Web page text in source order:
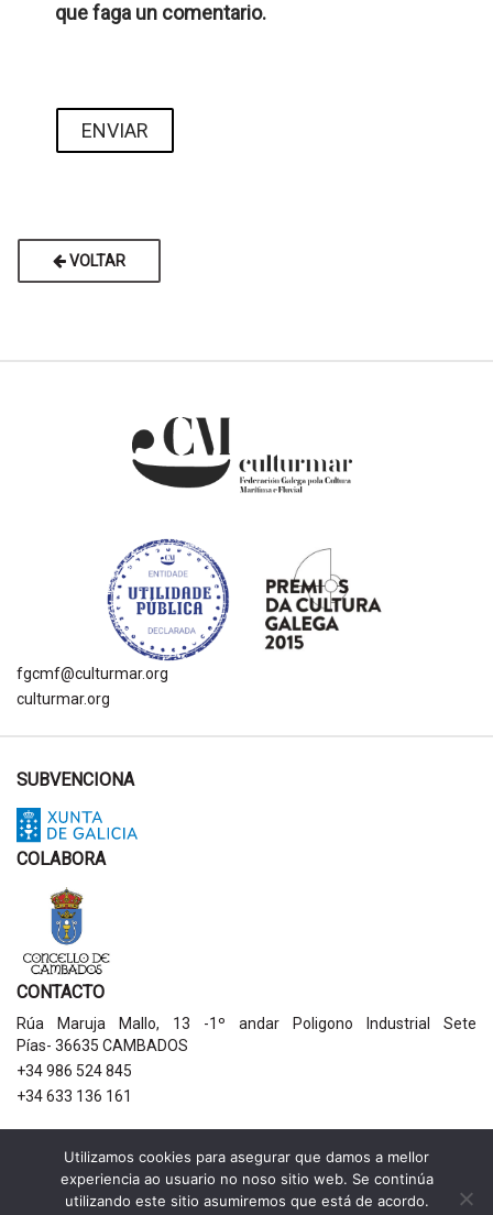
que faga un comentario.
VOLTAR
fgcmf@culturmar.org
culturmar.org
SUBVENCIONA
COLABORA
CONTACTO
Rúa Maruja Mallo, 13 -1º andar Poligono Industrial Sete
Pías- 36635 CAMBADOS
+34 986 524 845
+34 633 136 161
AVISOS LEGAIS
Política de privacidade
Aviso legal
Utilizamos cookies para asegurar que damos a mellor
experiencia ao usuario no noso sitio web. Se continúa
utilizando este sitio asumiremos que está de acordo.